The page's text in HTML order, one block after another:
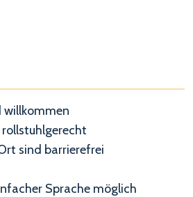
willkommen
sind barrierefrei
Sprache möglich